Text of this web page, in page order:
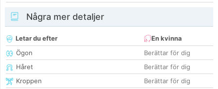
Några mer detaljer
Letar du efter
En kvinna
Ögon
Berättar för dig
Håret
Berättar för dig
Kroppen
Berättar för dig